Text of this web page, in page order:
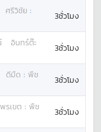
ศรีวิชัย :
3ชั่วโมง
อินทร์ต๊ะ
3ชั่วโมง
ดีมืด : พืช
3ชั่วโมง
รเขต : พืช
3ชั่วโมง